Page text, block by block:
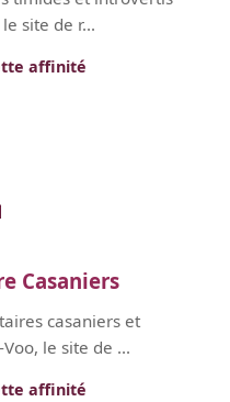
site de r...
affinité
Casaniers
casaniers et
le site de ...
affinité